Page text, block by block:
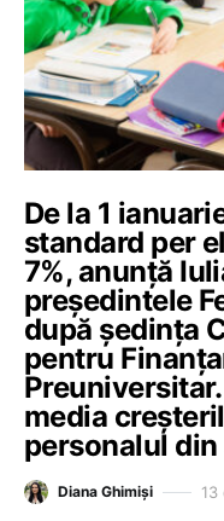
De la 1
standard per
7%, anunță
președintele
după ședința
pentru
media
personalul
Diana Ghimiși 13